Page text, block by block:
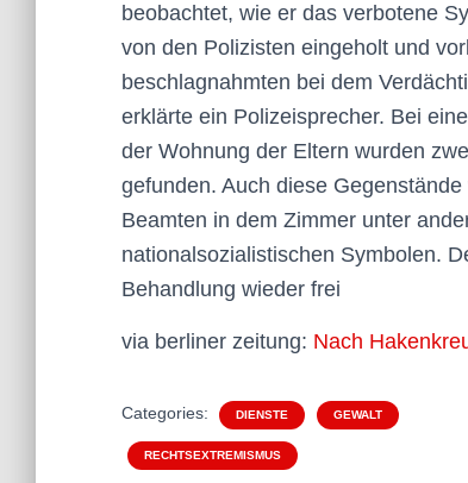
beobachtet, wie er das verbotene
von den Polizisten eingeholt und
beschlagnahmten bei dem
erklärte ein Polizeisprecher. Bei
der Wohnung der Eltern wurden
gefunden. Auch diese
Beamten in dem Zimmer unter
nationalsozialistischen Symbolen.
Behandlung wieder frei
via berliner zeitung: Nach
Categories: DIENSTE GEWALT
RECHTSEXTREMISMUS